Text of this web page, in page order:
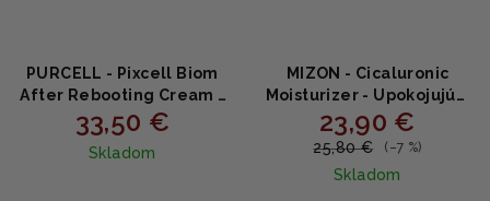
PURCELL - Pixcell Biom
After Rebooting Cream -
Regeneračný probiotický
krém po zákrokoch s
niacínamidom a
33,50 €
Skladom
MIZON - Cicaluronic
Moisturizer - Upokojujúci
hydratačný krém s
centellou a kyselinou
hyalurónovou 50ml
23,90 €
25,80 € (–7 %)
Skladom